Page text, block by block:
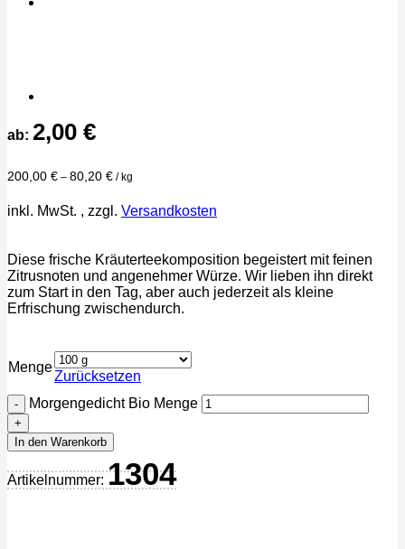
ab: 2,00 €
200,00 € – 80,20 € /kg
inkl. MwSt. , zzgl. Versandkosten
Diese frische Kräuterteekomposition begeistert mit feinen
Zitrusnoten und angenehmer Würze. Wir lieben ihn direkt
zum Start in den Tag, aber auch jederzeit als kleine
Erfrischung zwischendurch.
Menge
Zurücksetzen
Morgengedicht Bio Menge
In den Warenkorb
Artikelnummer: 1304